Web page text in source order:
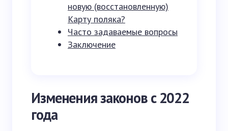
новую (восстановленную)
Карту поляка?
Часто задаваемые вопросы
Заключение
Изменения законов с 2022
года